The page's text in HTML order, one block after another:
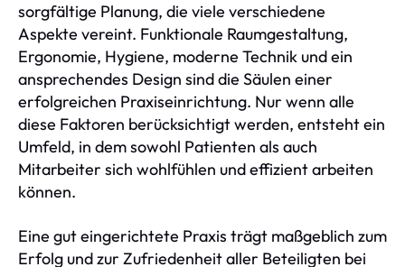
sorgfältige Planung, die viele verschiedene
Aspekte vereint. Funktionale Raumgestaltung,
Ergonomie, Hygiene, moderne Technik und ein
ansprechendes Design sind die Säulen einer
erfolgreichen Praxiseinrichtung. Nur wenn alle
diese Faktoren berücksichtigt werden, entsteht ein
Umfeld, in dem sowohl Patienten als auch
Mitarbeiter sich wohlfühlen und effizient arbeiten
können.
Eine gut eingerichtete Praxis trägt maßgeblich zum
Erfolg und zur Zufriedenheit aller Beteiligten bei